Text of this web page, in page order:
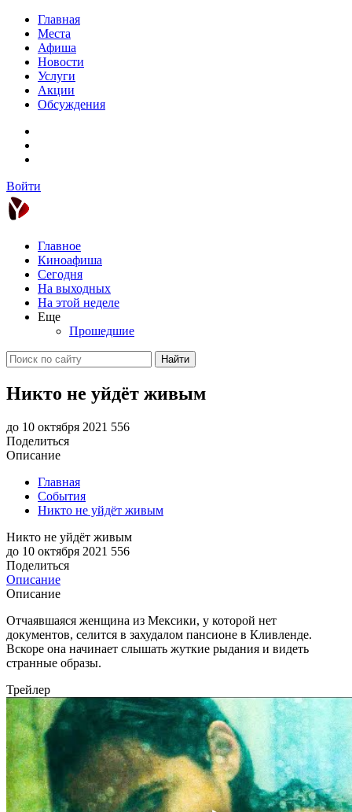
Главная
Места
Афиша
Новости
Услуги
Акции
Обсуждения
Войти
Главное
Киноафиша
Сегодня
На выходных
На этой неделе
Еще
Прошедшие
Найти
Никто не уйдёт живым
до 10 октября 2021 556
Поделиться
Описание
Главная
События
Никто не уйдёт живым
Никто не уйдёт живым
до 10 октября 2021 556
Поделиться
Описание
Описание
Отчаявшаяся женщина из Мексики, у которой нет
документов, селится в захудалом пансионе в Кливленде.
Вскоре она начинает слышать жуткие рыдания и видеть
странные образы.
Трейлер